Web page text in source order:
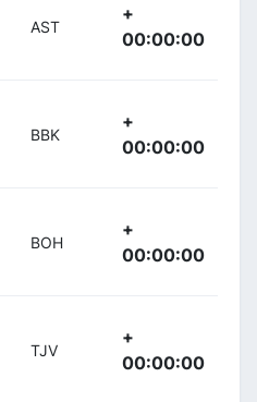
AST
+
00:00:00
BBK
+
00:00:00
BOH
+
00:00:00
TJV
+
00:00:00